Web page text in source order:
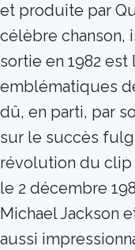
et produite par
célèbre chanson,
sortie en 1982
emblématiques
dû, en parti, par
sur le succès
révolution du clip
le 2 décembre
Michael Jackson
aussi